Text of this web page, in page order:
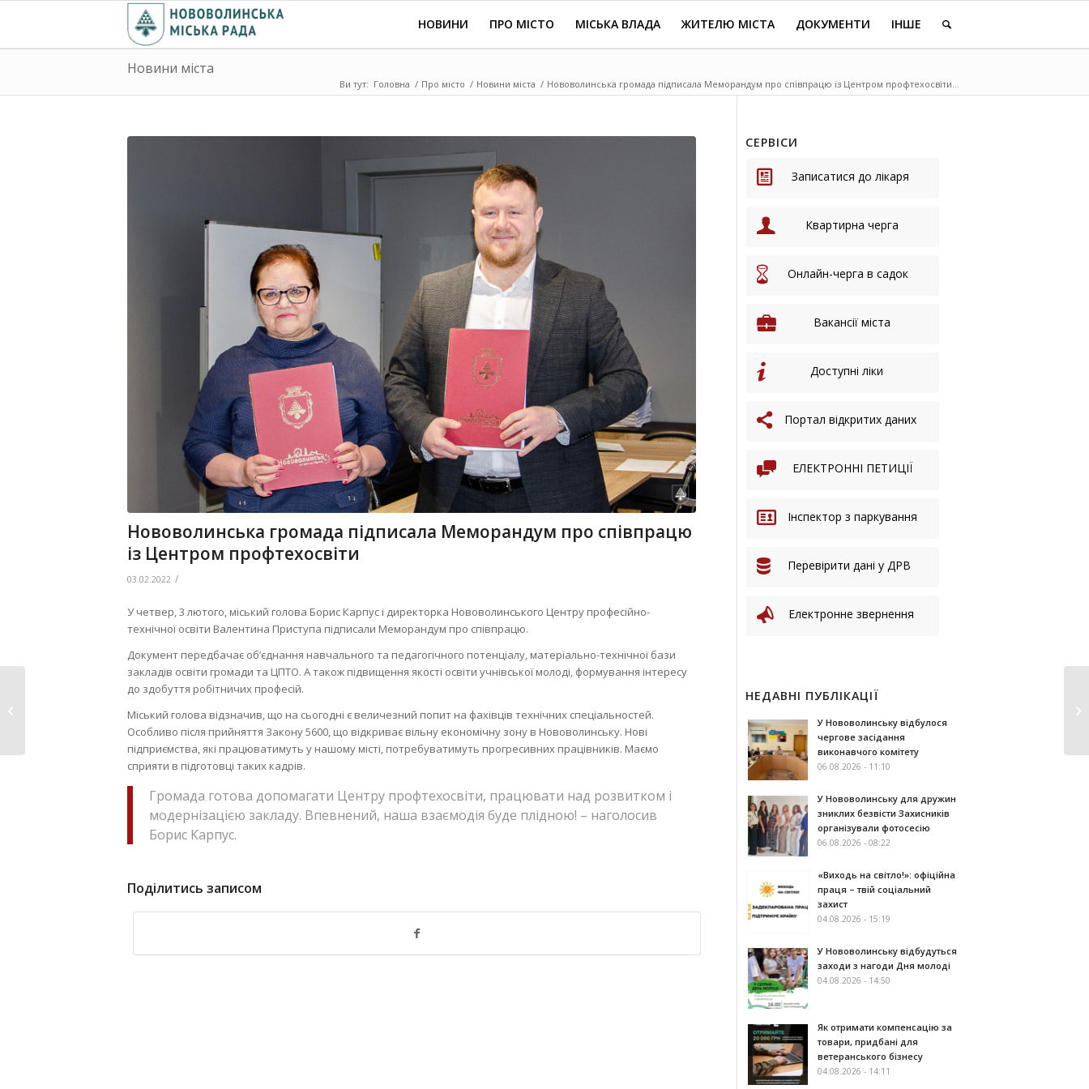
НОВИНИ ПРО МІСТО МІСЬКА ВЛАДА ЖИТЕЛЮ МІСТА ДОКУМЕНТИ ІНШЕ
Новини міста
Ви тут: Головна / Про місто / Новини міста / Нововолинська громада підписала Меморандум про співпрацю із Центром профтехосвіти...
Нововолинська громада підписала Меморандум про співпрацю
із Центром профтехосвіти
03.02.2022 /
У четвер, 3 лютого, міський голова Борис Карпус і директорка Нововолинського Центру професійно-
технічної освіти Валентина Приступа підписали Меморандум про співпрацю.
Документ передбачає об’єднання навчального та педагогічного потенціалу, матеріально-технічної бази
закладів освіти громади та ЦПТО. А також підвищення якості освіти учнівської молоді, формування інтересу
до здобуття робітничих професій.
Міський голова відзначив, що на сьогодні є величезний попит на фахівців технічних спеціальностей.
Особливо після прийняття Закону 5600, що відкриває вільну економічну зону в Нововолинську. Нові
підприємства, які працюватимуть у нашому місті, потребуватимуть прогресивних працівників. Маємо
сприяти в підготовці таких кадрів.
Громада готова допомагати Центру профтехосвіти, працювати над розвитком і
модернізацією закладу. Впевнений, наша взаємодія буде плідною! – наголосив
Борис Карпус.
Поділитись записом
СЕРВІСИ
Записатися до лікаря
Квартирна черга
Онлайн-черга в садок
Вакансії міста
Доступні ліки
Портал відкритих даних
ЕЛЕКТРОННІ ПЕТИЦІЇ
Інспектор з паркування
Перевірити дані у ДРВ
Електронне звернення
НЕДАВНІ ПУБЛІКАЦІЇ
У Нововолинську відбулося
чергове засідання
виконавчого комітету
06.08.2026 - 11:10
У Нововолинську для дружин
зниклих безвісти Захисників
організували фотосесію
06.08.2026 - 08:22
«Виходь на світло!»: офіційна
праця – твій соціальний
захист
04.08.2026 - 15:19
У Нововолинську відбудуться
заходи з нагоди Дня молоді
04.08.2026 - 14:50
Як отримати компенсацію за
товари, придбані для
ветеранського бізнесу
04.08.2026 - 14:11
підприємців громади